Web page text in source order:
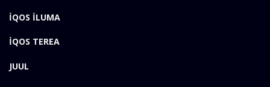
İQOS İLUMA
İQOS TEREA
JUUL